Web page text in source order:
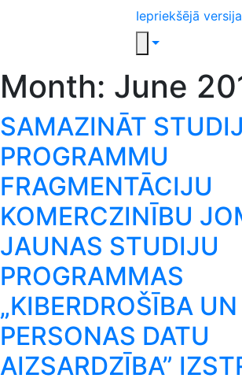
Iepriekšējā versija
Month: June
SAMAZINĀT
PROGRAMMU
FRAGMENTĀCIJU
KOMERCZINĪBU
JAUNAS STUDIJU
PROGRAMMAS
„KIBERDROŠĪBA UN
PERSONAS DATU
AIZSARDZĪBA”